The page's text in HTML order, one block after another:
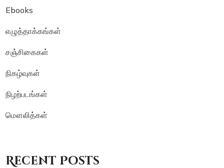
Ebooks
எழுத்தாக்கங்கள்
சஞ்சிகைகள்
நிகழ்வுகள்
நிழற்படங்கள்
மௌலித்கள்
Recent Posts